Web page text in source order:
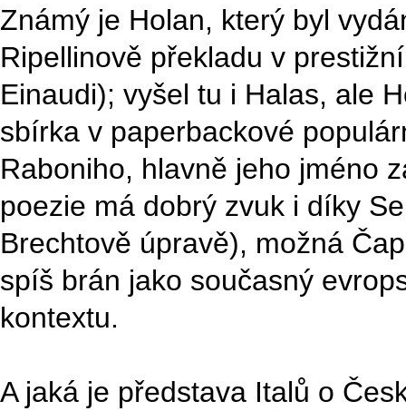
Známý je Holan, který byl
Ripellinově překladu v
Einaudi); vyšel tu i Halas, ale
sbírka v paperbackové
Raboniho, hlavně jeho jméno
poezie má dobrý zvuk i díky
Brechtově úpravě), možná
spíš brán jako současný
kontextu.
A jaká je představa Italů o